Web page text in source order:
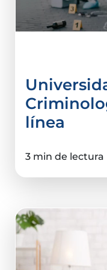
línea
3 min de lectura